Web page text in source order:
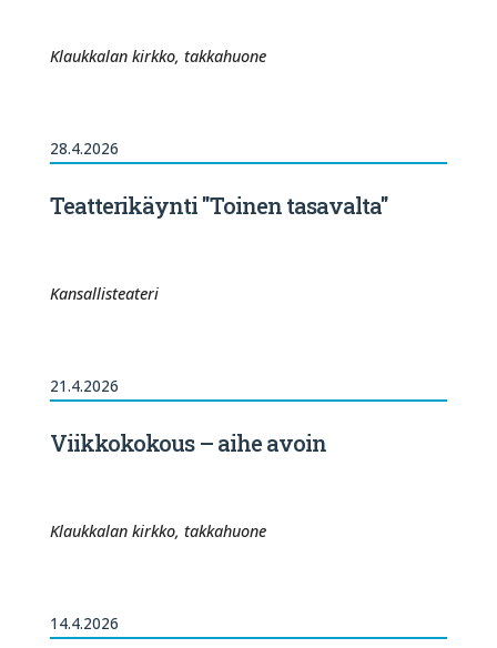
Klaukkalan kirkko, takkahuone
28.4.2026
Teatterikäynti "Toinen tasavalta"
Kansallisteateri
21.4.2026
Viikkokokous – aihe avoin
Klaukkalan kirkko, takkahuone
14.4.2026